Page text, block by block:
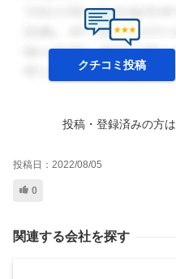
クチコミ投稿
投稿・登録済みの方は
投稿日： 2022/08/05
0
関連する会社を探す